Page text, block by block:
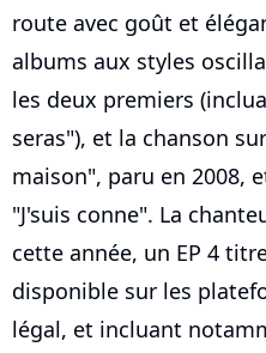
route avec goût et
albums aux styles
les deux premiers
seras"), et la chanson
maison", paru en 2008,
"J'suis conne". La
cette année, un EP 4
disponible sur les
légal, et incluant